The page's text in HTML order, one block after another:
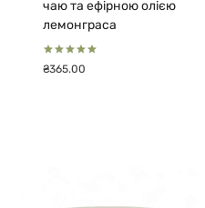
чаю та ефірною олією
лемонграса
Оцінено в
5.00
₴365.00